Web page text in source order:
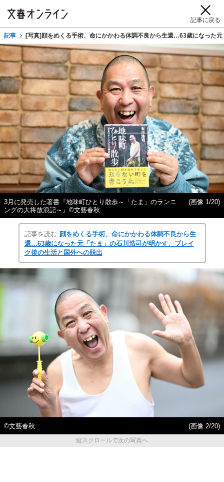
記事に戻る
記事 [写真]顔をめくる手術、命にかかわる体調不良から生還…63歳になった
3月に発売した著書『地味町ひとり散歩～「たま」のランニ
ングの大将放浪記～』©︎文藝春秋
(画像 1/20)
記事を読む 顔をめくる手術、命にかかわる体調不良から生
還…63歳になった元「たま」の石川浩司が明かす、ブレイ
ク後の生活と国外への脱出
©︎文藝春秋
(画像 2/20)
縦スクロールで次の写真へ